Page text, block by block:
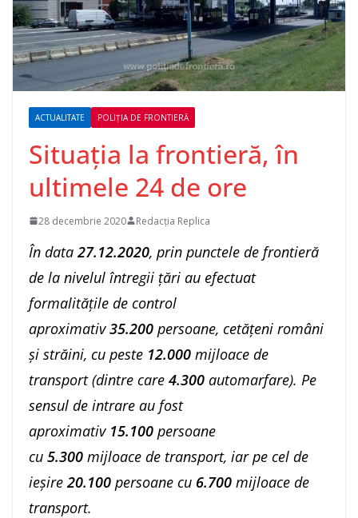
ACTUALITATE POLIȚIA DE FRONTIERĂ
Situaţia la frontieră, în
ultimele 24 de ore
28 decembrie 2020 Redacția Replica
În data 27.12.2020, prin punctele de frontieră
de la nivelul întregii ţări au efectuat
formalitățile de control
aproximativ35.200 persoane, cetățeni români
și străini, cu peste 12.000 mijloace de
transport (dintre care 4.300 automarfare). Pe
sensul de intrare au fost
aproximativ 15.100 persoane
cu 5.300 mijloace de transport, iar pe cel de
ieşire 20.100 persoane cu 6.700 mijloace de
transport.